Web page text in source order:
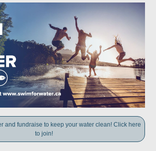
and fundraise to keep your water clean! Click here
to join!